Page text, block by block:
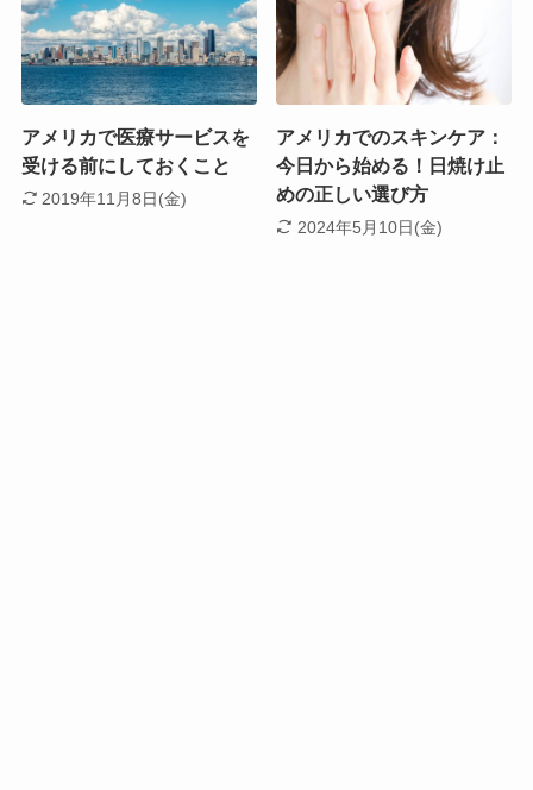
アメリカで医療サービスを
受ける前にしておくこと
2019年11月8日(金)
アメリカでのスキンケア：
今日から始める！日焼け止
めの正しい選び方
2024年5月10日(金)